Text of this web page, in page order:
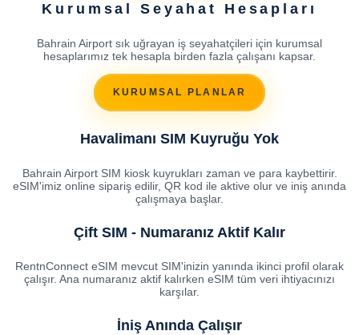
Kurumsal Seyahat Hesapları
Bahrain Airport sık uğrayan iş seyahatçileri için kurumsal
hesaplarımız tek hesapla birden fazla çalışanı kapsar.
KURUMSAL PLANLAR
Havalimanı SIM Kuyruğu Yok
Bahrain Airport SIM kiosk kuyrukları zaman ve para kaybettirir.
eSIM'imiz online sipariş edilir, QR kod ile aktive olur ve iniş anında
çalışmaya başlar.
Çift SIM - Numaranız Aktif Kalır
RentnConnect eSIM mevcut SIM'inizin yanında ikinci profil olarak
çalışır. Ana numaranız aktif kalırken eSIM tüm veri ihtiyacınızı
karşılar.
İniş Anında Çalışır